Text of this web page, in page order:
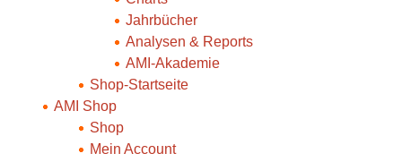
Jahrbücher
Analysen & Reports
AMI-Akademie
Shop-Startseite
AMI Shop
Shop
Mein Account